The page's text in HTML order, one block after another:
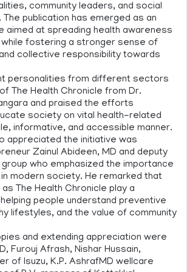
community leaders, and social
publication has emerged as an
aimed at spreading health awareness
while fostering a stronger sense of
collective responsibility towards
personalities from different sectors
The Health Chronicle from Dr.
and praised the efforts
society on vital health-related
informative, and accessible manner.
appreciated the initiative was
Zainul Abideen, MD and deputy
who emphasized the importance
modern society. He remarked that
The Health Chronicle play a
people understand preventive
lifestyles, and the value of community
and extending appreciation were
Furouj Afrash, Nishar Hussain,
of Isuzu, K.P. AshrafMD wellcare